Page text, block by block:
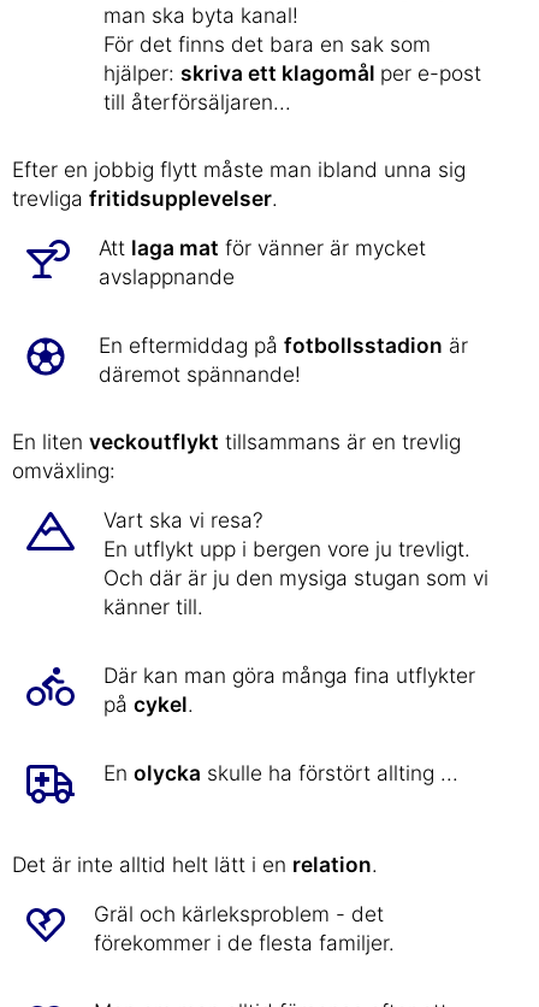
man ska byta kanal!
För det finns det bara en sak som
hjälper: skriva ett klagomål per e-post
till återförsäljaren...
Efter en jobbig flytt måste man ibland unna sig
trevliga fritidsupplevelser.
Att laga mat för vänner är mycket
avslappnande
En eftermiddag på fotbollsstadion är
däremot spännande!
En liten veckoutflykt tillsammans är en trevlig
omväxling:
Vart ska vi resa?
En utflykt upp i bergen vore ju trevligt.
Och där är ju den mysiga stugan som vi
känner till.
Där kan man göra många fina utflykter
på cykel.
En olycka skulle ha förstört allting ...
Det är inte alltid helt lätt i en relation.
Gräl och kärleksproblem - det
förekommer i de flesta familjer.